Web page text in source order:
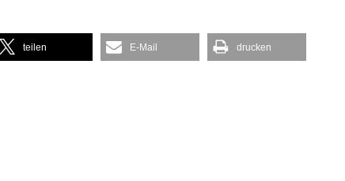
teilen E-Mail drucken